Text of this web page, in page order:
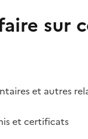
sur
et autres
et certificats